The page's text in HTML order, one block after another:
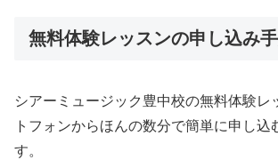
無料体験レッスンの申し込み
シアーミュージック豊中校の無料体験レ
トフォンからほんの数分で簡単に申し込
す。